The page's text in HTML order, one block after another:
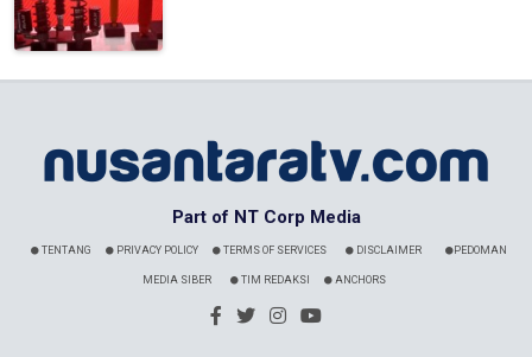
Part of NT Corp Media
TENTANG PRIVACY POLICY TERMS OF SERVICES DISCLAIMER PEDOMAN
MEDIA SIBER TIM REDAKSI ANCHORS